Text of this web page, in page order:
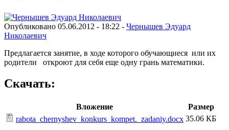
Опубликовано 05.06.2012 - 18:22 - Чернышев Эдуард
Николаевич
Предлагается занятие, в ходе которого обучающиеся или их
родители откроют для себя еще одну грань математики.
Скачать:
Вложение
Размер
rabota_chernyshev_konkurs_kompet._zadaniy.docx 35.06 КБ